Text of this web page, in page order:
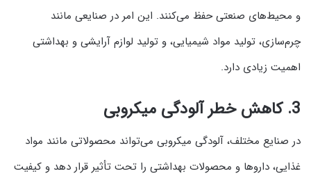
و محیط‌های صنعتی حفظ می‌کنند. این امر در صنایعی مانند
چرم‌سازی، تولید مواد شیمیایی، و تولید لوازم آرایشی و بهداشتی
اهمیت زیادی دارد.
3. کاهش خطر آلودگی میکروبی
در صنایع مختلف، آلودگی میکروبی می‌تواند محصولاتی مانند مواد
غذایی، داروها و محصولات بهداشتی را تحت تأثیر قرار دهد و کیفیت